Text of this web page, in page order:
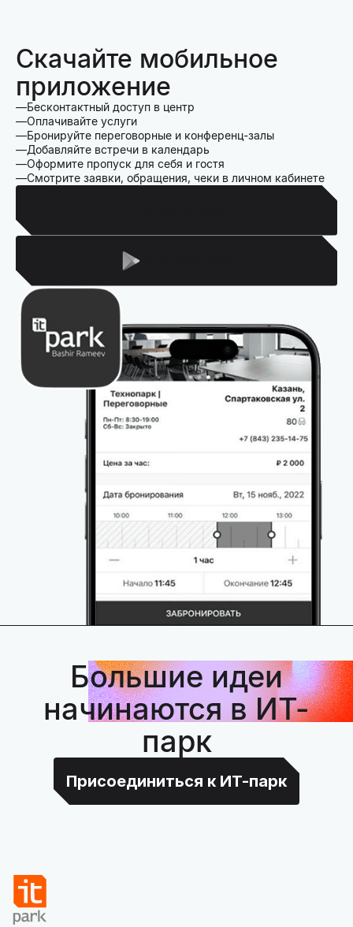
Скачайте мобильное
приложение
Бесконтактный доступ в центр
Оплачивайте услуги
Бронируйте переговорные и конференц-залы
Добавляйте встречи в календарь
Оформите пропуск для себя и гостя
Смотрите заявки, обращения, чеки в личном кабинете
Большие идеи
начинаются в ИТ-
парк
Присоединиться к ИТ-парк